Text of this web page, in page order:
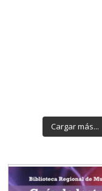
Cargar más...